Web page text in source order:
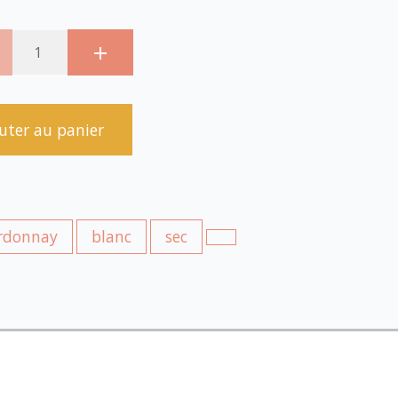
au panier
blanc sec